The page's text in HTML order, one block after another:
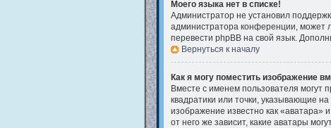
Моего языка нет в списке!
Администратор не установил
администратора конференции, может
перевести phpBB на свой язык.
Вернуться к началу
Как я могу поместить изображение
Вместе с именем пользователя могут
квадратики или точки, указывающие
изображение известно как «аватара»
от него же зависит, какие аватары